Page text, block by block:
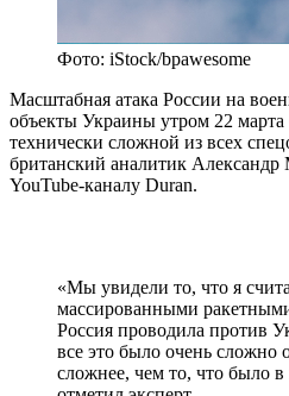
Фото: iStock/bpawesome
Масштабная атака России на
объекты Украины утром 22
технически сложной из всех
британский аналитик
YouTube-каналу Duran.
«Мы увидели то, что я
массированными
Россия проводила против
все это было очень сложно
сложнее, чем то, что было